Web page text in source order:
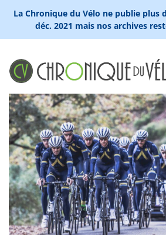
La Chronique du Vélo ne publie plus
déc. 2021 mais nos archives